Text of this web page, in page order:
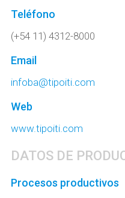
Teléfono
(+54 11) 4312-8000
Email
infoba@tipoiti.com
Web
www.tipoiti.com
DATOS DE
Procesos productivos